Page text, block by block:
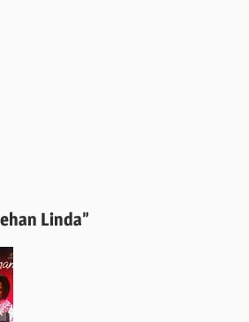
Linda”